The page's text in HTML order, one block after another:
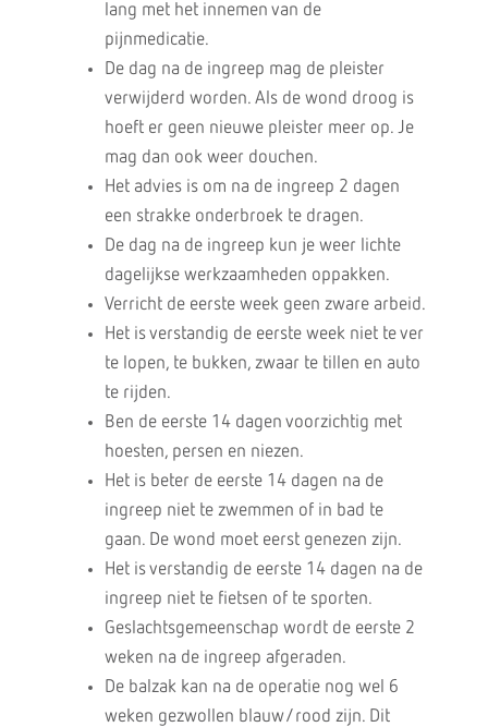
lang met het innemen van de
pijnmedicatie.
De dag na de ingreep mag de pleister
verwijderd worden. Als de wond droog is
hoeft er geen nieuwe pleister meer op. Je
mag dan ook weer douchen.
Het advies is om na de ingreep 2 dagen
een strakke onderbroek te dragen.
De dag na de ingreep kun je weer lichte
dagelijkse werkzaamheden oppakken.
Verricht de eerste week geen zware arbeid.
Het is verstandig de eerste week niet te ver
te lopen, te bukken, zwaar te tillen en auto
te rijden.
Ben de eerste 14 dagen voorzichtig met
hoesten, persen en niezen.
Het is beter de eerste 14 dagen na de
ingreep niet te zwemmen of in bad te
gaan. De wond moet eerst genezen zijn.
Het is verstandig de eerste 14 dagen na de
ingreep niet te fietsen of te sporten.
Geslachtsgemeenschap wordt de eerste 2
weken na de ingreep afgeraden.
De balzak kan na de operatie nog wel 6
weken gezwollen blauw/rood zijn. Dit